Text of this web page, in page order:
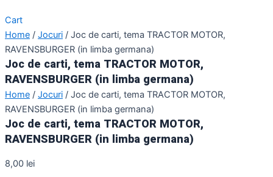
Cart
Home / Jocuri / Joc de carti, tema TRACTOR MOTOR,
RAVENSBURGER (in limba germana)
Joc de carti, tema TRACTOR MOTOR,
RAVENSBURGER (in limba germana)
Home / Jocuri / Joc de carti, tema TRACTOR MOTOR,
RAVENSBURGER (in limba germana)
Joc de carti, tema TRACTOR MOTOR,
RAVENSBURGER (in limba germana)
8,00 lei